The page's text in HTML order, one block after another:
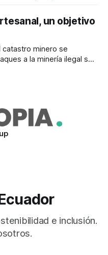
un objetivo
catastro minero se
a la minería ilegal se
e inclusión.